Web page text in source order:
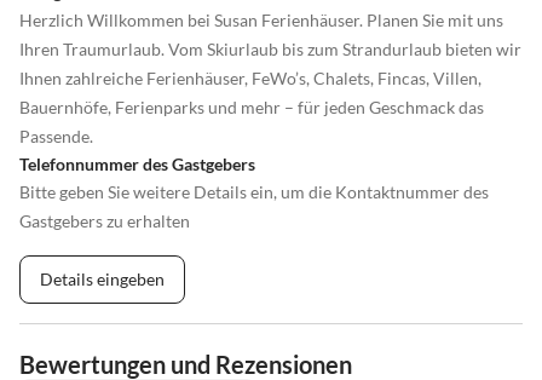
Herzlich Willkommen bei Susan Ferienhäuser. Planen Sie mit uns
Ihren Traumurlaub. Vom Skiurlaub bis zum Strandurlaub bieten wir
Ihnen zahlreiche Ferienhäuser, FeWo’s, Chalets, Fincas, Villen,
Bauernhöfe, Ferienparks und mehr – für jeden Geschmack das
Passende.
Telefonnummer des Gastgebers
Bitte geben Sie weitere Details ein, um die Kontaktnummer des
Gastgebers zu erhalten
Details eingeben
Bewertungen und Rezensionen